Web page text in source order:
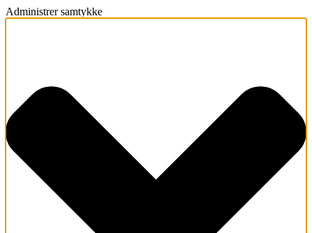
Administrer samtykke